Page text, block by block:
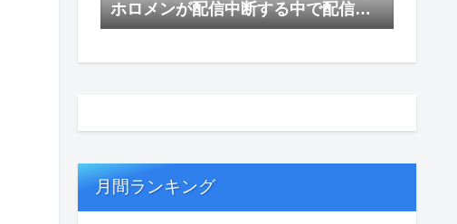
ホロメンが配信中断する中で配信を
強行してしまう
月間ランキング